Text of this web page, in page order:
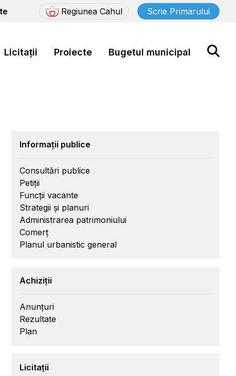
Regiunea Cahul Scrie Primarului
Licitații Proiecte Bugetul municipal
Informații publice
Consultări publice
Petiții
Funcții vacante
Strategii și planuri
Administrarea patrimoniului
Comerț
Planul urbanistic general
Achiziții
Anunțuri
Rezultate
Plan
Licitații